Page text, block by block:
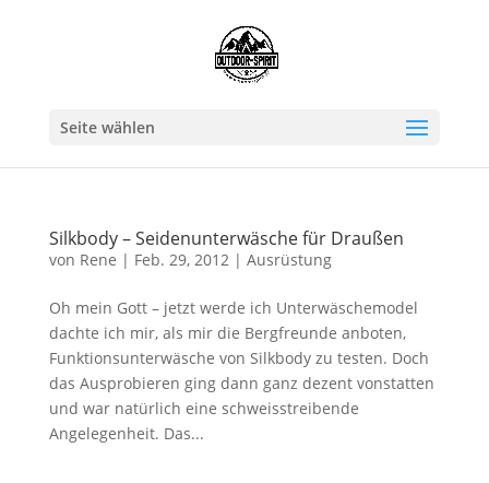
Seite wählen
Silkbody – Seidenunterwäsche für Draußen
von Rene | Feb. 29, 2012| Ausrüstung
Oh mein Gott – jetzt werde ich Unterwäschemodel
dachte ich mir, als mir die Bergfreunde anboten,
Funktionsunterwäsche von Silkbody zu testen. Doch
das Ausprobieren ging dann ganz dezent vonstatten
und war natürlich eine schweisstreibende
Angelegenheit. Das...